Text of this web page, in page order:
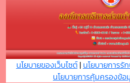
นโยบายของเว็บไซต์| นโยบายการ
นโยบายการคุ้มครองข้